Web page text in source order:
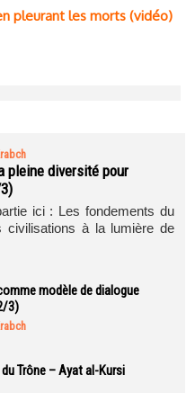
pleurant les morts (vidéo)
pleine diversité pour
ici : Les fondements du
civilisations à la lumière de
modèle de dialogue
3)
Trône – Ayat al-Kursi